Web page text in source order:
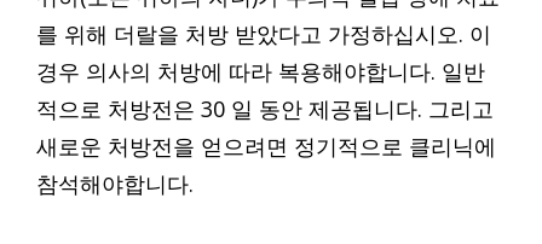
를 위해 더랄을 처방 받았다고 가정하십시오. 이
경우 의사의 처방에 따라 복용해야합니다. 일반
적으로 처방전은 30 일 동안 제공됩니다. 그리고
새로운 처방전을 얻으려면 정기적으로 클리닉에
참석해야합니다.